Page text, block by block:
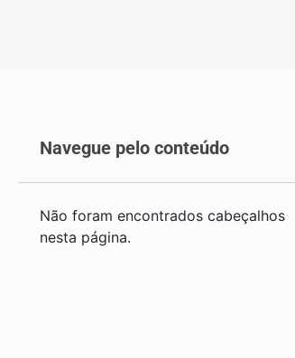
Navegue pelo conteúdo
Não foram encontrados cabeçalhos
nesta página.